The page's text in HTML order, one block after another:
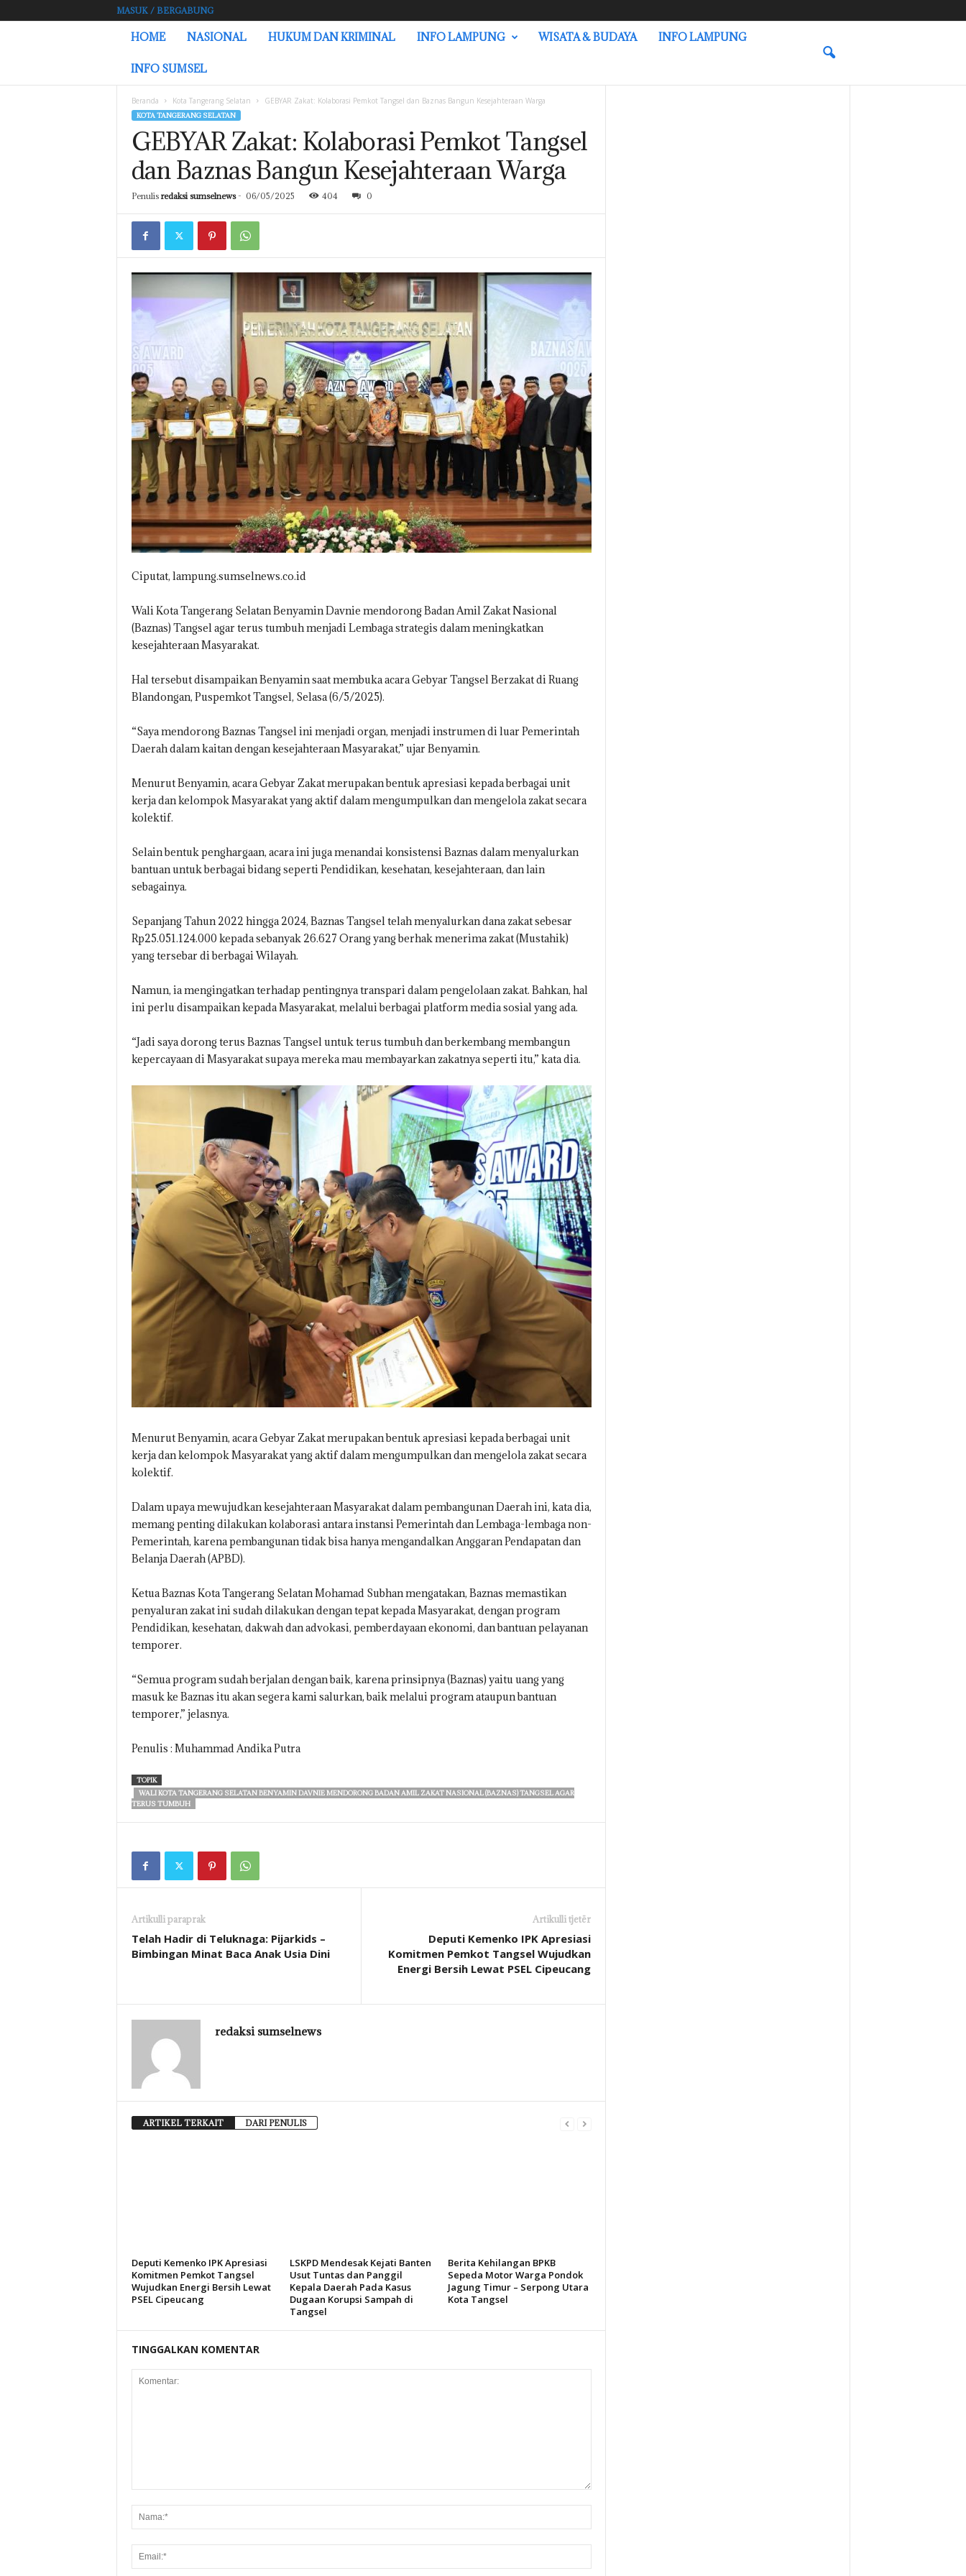
MASUK / BERGABUNG
U
HOME NASIONAL HUKUM DAN KRIMINAL INFO LAMPUNG WISATA & BUDAYA INFO LAMPUNG
INFO SUMSEL
Beranda Kota Tangerang Selatan GEBYAR Zakat: Kolaborasi Pemkot Tangsel dan Baznas Bangun Kesejahteraan Warga
KOTA TANGERANG SELATAN
GEBYAR Zakat: Kolaborasi Pemkot Tangsel
dan Baznas Bangun Kesejahteraan Warga
Penulis redaksi sumselnews- 06/05/2025 404 0
Ciputat, lampung.sumselnews.co.id
Wali Kota Tangerang Selatan Benyamin Davnie mendorong Badan Amil Zakat Nasional
(Baznas) Tangsel agar terus tumbuh menjadi Lembaga strategis dalam meningkatkan
kesejahteraan Masyarakat.
Hal tersebut disampaikan Benyamin saat membuka acara Gebyar Tangsel Berzakat di Ruang
Blandongan, Puspemkot Tangsel, Selasa (6/5/2025).
“Saya mendorong Baznas Tangsel ini menjadi organ, menjadi instrumen di luar Pemerintah
Daerah dalam kaitan dengan kesejahteraan Masyarakat,” ujar Benyamin.
Menurut Benyamin, acara Gebyar Zakat merupakan bentuk apresiasi kepada berbagai unit
kerja dan kelompok Masyarakat yang aktif dalam mengumpulkan dan mengelola zakat secara
kolektif.
Selain bentuk penghargaan, acara ini juga menandai konsistensi Baznas dalam menyalurkan
bantuan untuk berbagai bidang seperti Pendidikan, kesehatan, kesejahteraan, dan lain
sebagainya.
Sepanjang Tahun 2022 hingga 2024, Baznas Tangsel telah menyalurkan dana zakat sebesar
Rp25.051.124.000 kepada sebanyak 26.627 Orang yang berhak menerima zakat (Mustahik)
yang tersebar di berbagai Wilayah.
Namun, ia mengingatkan terhadap pentingnya transpari dalam pengelolaan zakat. Bahkan, hal
ini perlu disampaikan kepada Masyarakat, melalui berbagai platform media sosial yang ada.
“Jadi saya dorong terus Baznas Tangsel untuk terus tumbuh dan berkembang membangun
kepercayaan di Masyarakat supaya mereka mau membayarkan zakatnya seperti itu,” kata dia.
Menurut Benyamin, acara Gebyar Zakat merupakan bentuk apresiasi kepada berbagai unit
kerja dan kelompok Masyarakat yang aktif dalam mengumpulkan dan mengelola zakat secara
kolektif.
Dalam upaya mewujudkan kesejahteraan Masyarakat dalam pembangunan Daerah ini, kata dia,
memang penting dilakukan kolaborasi antara instansi Pemerintah dan Lembaga-lembaga non-
Pemerintah, karena pembangunan tidak bisa hanya mengandalkan Anggaran Pendapatan dan
Belanja Daerah (APBD).
Ketua Baznas Kota Tangerang Selatan Mohamad Subhan mengatakan, Baznas memastikan
penyaluran zakat ini sudah dilakukan dengan tepat kepada Masyarakat, dengan program
Pendidikan, kesehatan, dakwah dan advokasi, pemberdayaan ekonomi, dan bantuan pelayanan
temporer.
“Semua program sudah berjalan dengan baik, karena prinsipnya (Baznas) yaitu uang yang
masuk ke Baznas itu akan segera kami salurkan, baik melalui program ataupun bantuan
temporer,” jelasnya.
Penulis : Muhammad Andika Putra
TOPIK
WALI KOTA TANGERANG SELATAN BENYAMIN DAVNIE MENDORONG BADAN AMIL ZAKAT NASIONAL (BAZNAS) TANGSEL AGAR
TERUS TUMBUH
Artikulli paraprak
Telah Hadir di Teluknaga: Pijarkids –
Bimbingan Minat Baca Anak Usia Dini
Artikulli tjetër
Deputi Kemenko IPK Apresiasi
Komitmen Pemkot Tangsel Wujudkan
Energi Bersih Lewat PSEL Cipeucang
redaksi sumselnews
ARTIKEL TERKAIT DARI PENULIS
Deputi Kemenko IPK Apresiasi
Komitmen Pemkot Tangsel
Wujudkan Energi Bersih Lewat
PSEL Cipeucang
LSKPD Mendesak Kejati Banten
Usut Tuntas dan Panggil
Kepala Daerah Pada Kasus
Dugaan Korupsi Sampah di
Tangsel
Berita Kehilangan BPKB
Sepeda Motor Warga Pondok
Jagung Timur – Serpong Utara
Kota Tangsel
TINGGALKAN KOMENTAR